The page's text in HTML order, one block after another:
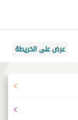
عرض على الخريطة